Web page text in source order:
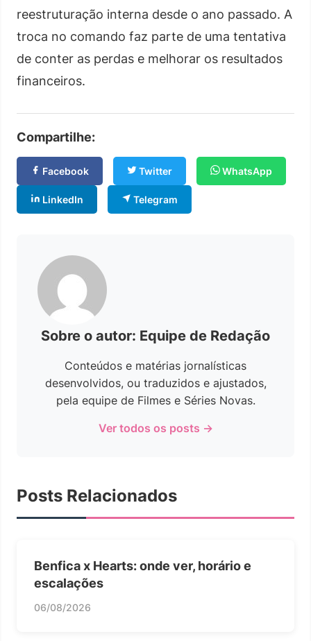
reestruturação interna desde o ano passado. A
troca no comando faz parte de uma tentativa
de conter as perdas e melhorar os resultados
financeiros.
Compartilhe:
Facebook Twitter WhatsApp
LinkedIn Telegram
Sobre o autor: Equipe de Redação
Conteúdos e matérias jornalísticas
desenvolvidos, ou traduzidos e ajustados,
pela equipe de Filmes e Séries Novas.
Ver todos os posts →
Posts Relacionados
Benfica x Hearts: onde ver, horário e
escalações
06/08/2026